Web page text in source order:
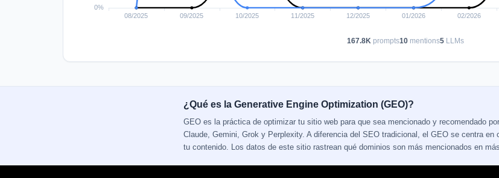
167.8K prompts10 mentions5 LLMs
¿Qué es la Generative Engine Optimization (GEO)?
GEO es la práctica de optimizar tu sitio web para que sea mencionado y recomendado
Claude, Gemini, Grok y Perplexity. A diferencia del SEO tradicional, el GEO se centra en
tu contenido. Los datos de este sitio rastrean qué dominios son más mencionados en